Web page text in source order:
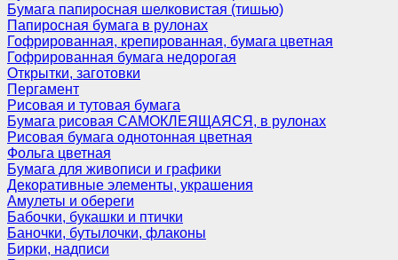
Бумага папиросная шелковистая (тишью)
Папиросная бумага в рулонах
Гофрированная, крепированная, бумага цветная
Гофрированная бумага недорогая
Открытки, заготовки
Пергамент
Рисовая и тутовая бумага
Бумага рисовая САМОКЛЕЯЩАЯСЯ, в рулонах
Рисовая бумага однотонная цветная
Фольга цветная
Бумага для живописи и графики
Декоративные элементы, украшения
Амулеты и обереги
Бабочки, букашки и птички
Баночки, бутылочки, флаконы
Бирки, надписи